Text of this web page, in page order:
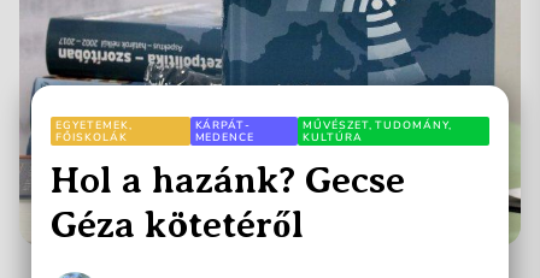
EGYETEMEK,
FŐISKOLÁK
KÁRPÁT-
MEDENCE
MŰVÉSZET, TUDOMÁNY,
KULTÚRA
Hol a hazánk? Gecse
Géza kötetéről